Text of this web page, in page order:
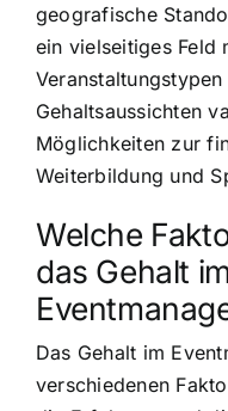
geografische
ein vielseitiges Feld
Gehaltsaussichten
Möglichkeiten zur
Weiterbildung und
Welche
das Gehalt im
Das Gehalt im
verschiedenen